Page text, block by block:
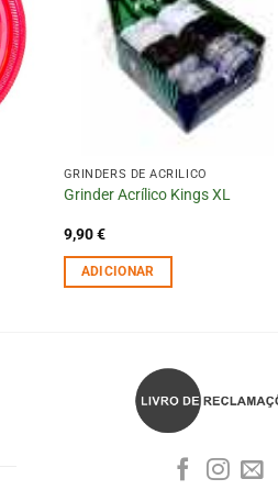
GRINDERS DE ACRÍLICO
Grinder Acrílico Kings XL
9,90€
ADICIONAR